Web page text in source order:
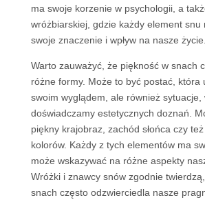
ma swoje korzenie w psychologii, a
wróżbiarskiej, gdzie każdy element snu
swoje znaczenie i wpływ na nasze życie.
Warto zauważyć, że piękność w snach
różne formy. Może to być postać, która
swoim wyglądem, ale również sytuacje,
doświadczamy estetycznych doznań.
piękny krajobraz, zachód słońca czy
kolorów. Każdy z tych elementów ma
może wskazywać na różne aspekty
Wróżki i znawcy snów zgodnie
snach często odzwierciedla nasze